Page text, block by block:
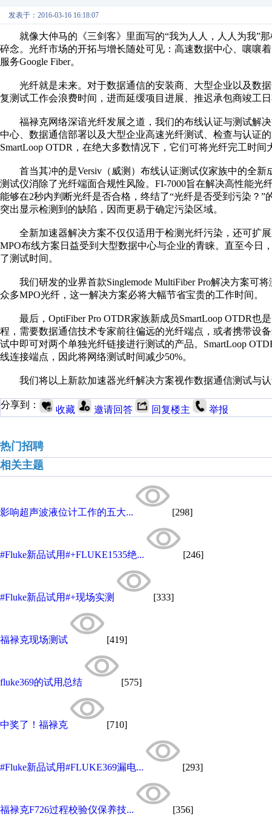
发表于：2016-03-16 16:18:07
就像大仲马的《三剑客》里面写的“我为人人，人人为我”
碎念。光纤市场的开拓与增长随处可见：高速数据中心、嚷嚷
服务Google Fiber。
光纤就是未来。对于数据通信的安装商、大型企业以及数
复测试工作会浪费时间，进而延缓项目进展、推迟承包商竣工
福禄克网络深谙光纤发展之道，我们的布线认证与测试解
中心、数据通信部署以及大型企业高速光纤测试、检查与认证的
SmartLoop OTDR，在绝大多数情况下，它们可将光纤完工时间
首当其冲的是Versiv（威测）布线认证测试仪家族中的全新
测试仪消除了光纤端面合规性风险。FI-7000旨在解决高性能
能够在2秒内判断光纤是否合格，终结了“光纤是否受到污染？
突出显示检测到的缺陷，因而更易于确定污染区域。
全新加速器解决方案不仅仅适用于检测光纤污染，还可扩
MPO布线方案日益受到大型数据中心与企业的青睐。直至今日
了测试时间。
我们研发的业界首款Singlemode MultiFiber Pro解决方案可
众多MPO光纤，这一解决方案必将大幅节省宝贵的工作时间。
最后，OptiFiber Pro OTDR家族新成员SmartLoop OTDR
程，需要数据通信技术专家前往偏远的光纤端点，或者携带设
试中即可对两个单独光纤链接进行测试的产品。SmartLoop
线连接端点，因此将网络测试时间减少50%。
我们将以上新款加速器光纤解决方案视作数据通信测试与
分享到： 收藏 邀请回答 回复楼主 举报
热门招聘
相关主题
影响超声波液位计工作的五大... [298]
#Fluke新品试用#+FLUKE1535绝... [246]
#Fluke新品试用#+现场实测 [333]
福禄克现场测试 [419]
fluke369的试用总结 [575]
中奖了！福禄克 [710]
#Fluke新品试用#FLUKE369漏电... [293]
福禄克F726过程校验仪保养技... [356]